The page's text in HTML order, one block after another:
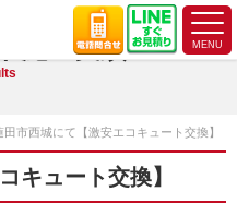
施工実績
田市西城にて【激安エコキュート交換】
キュート交換】